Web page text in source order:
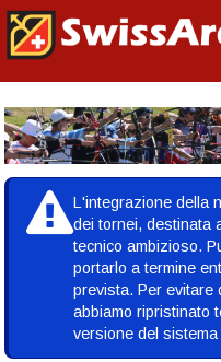
L'integrazione della
dei tornei, destinata
tecnico ambizioso.
portarlo a termine
prevista. Per evitare
abbiamo ripristinato
versione del